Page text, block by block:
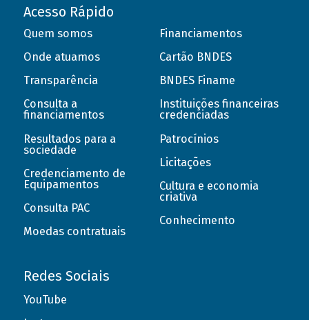
Acesso Rápido
Quem somos
Onde atuamos
Transparência
Consulta a
financiamentos
Resultados para a
sociedade
Credenciamento de
Equipamentos
Consulta PAC
Moedas contratuais
Financiamentos
Cartão BNDES
BNDES Finame
Instituições financeiras
credenciadas
Patrocínios
Licitações
Cultura e economia
criativa
Conhecimento
Redes Sociais
YouTube